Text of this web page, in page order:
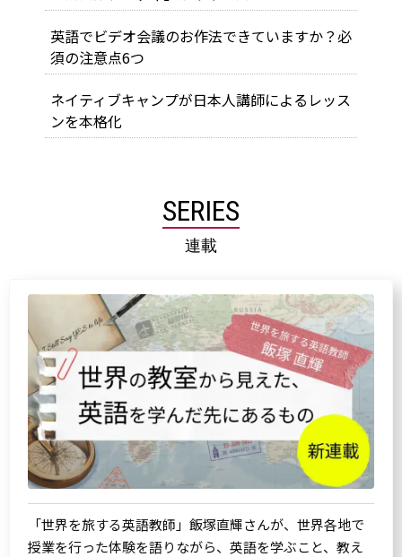
英語でビデオ会議のお作法できていますか？必
須の注意点6つ
ネイティブキャンプが日本人講師によるレッス
ンを本格化
SERIES
連載
「世界を旅する英語教師」飯塚直輝さんが、世界各地で
授業を行った体験を語りながら、英語を学ぶこと、教え